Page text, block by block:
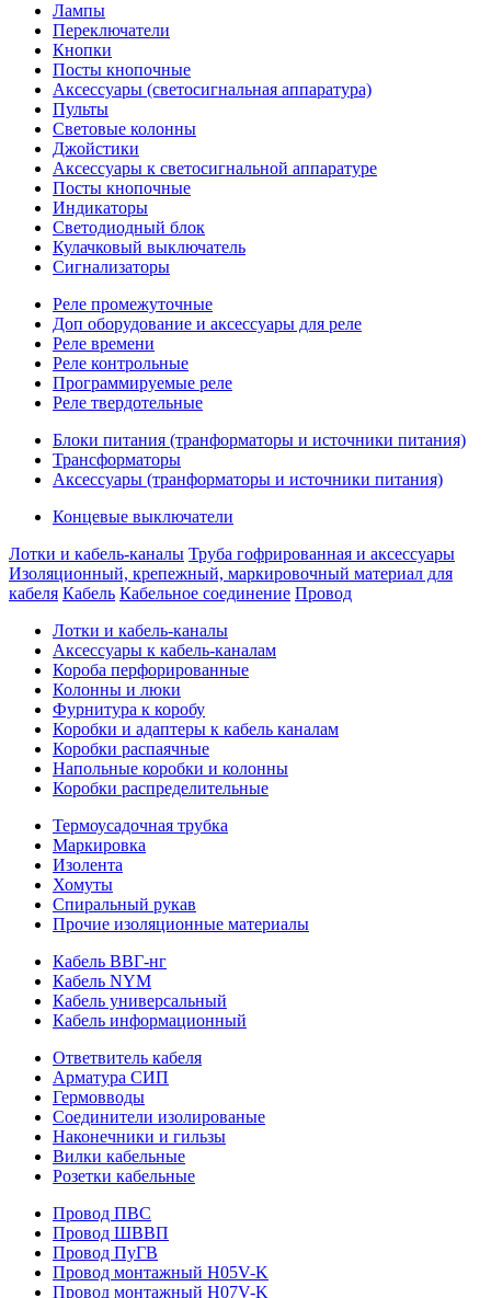
Лампы
Переключатели
Кнопки
Посты кнопочные
Аксессуары (светосигнальная аппаратура)
Пульты
Световые колонны
Джойстики
Аксессуары к светосигнальной аппаратуре
Посты кнопочные
Индикаторы
Светодиодный блок
Кулачковый выключатель
Сигнализаторы
Реле промежуточные
Доп оборудование и аксессуары для реле
Реле времени
Реле контрольные
Программируемые реле
Реле твердотельные
Блоки питания (транформаторы и источники питания)
Трансформаторы
Аксессуары (транформаторы и источники питания)
Концевые выключатели
Лотки и кабель-каналы Труба гофрированная и аксессуары
Изоляционный, крепежный, маркировочный материал для
кабеля Кабель Кабельное соединение Провод
Лотки и кабель-каналы
Аксессуары к кабель-каналам
Короба перфорированные
Колонны и люки
Фурнитура к коробу
Коробки и адаптеры к кабель каналам
Коробки распаячные
Напольные коробки и колонны
Коробки распределительные
Термоусадочная трубка
Маркировка
Изолента
Хомуты
Спиральный рукав
Прочие изоляционные материалы
Кабель ВВГ-нг
Кабель NYM
Кабель универсальный
Кабель информационный
Ответвитель кабеля
Арматура СИП
Гермовводы
Соединители изолированые
Наконечники и гильзы
Вилки кабельные
Розетки кабельные
Провод ПВС
Провод ШВВП
Провод ПуГВ
Провод монтажный H05V-K
Провод монтажный H07V-K